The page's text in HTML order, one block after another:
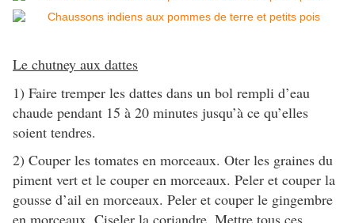
Le chutney aux dattes
1) Faire tremper les dattes dans un bol rempli d’eau
chaude pendant 15 à 20 minutes jusqu’à ce qu’elles
soient tendres.
2) Couper les tomates en morceaux. Oter les graines du
piment vert et le couper en morceaux. Peler et couper la
gousse d’ail en morceaux. Peler et couper le gingembre